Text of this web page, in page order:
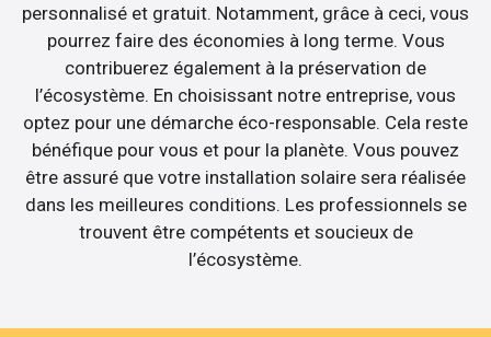
personnalisé et gratuit. Notamment, grâce à ceci, vous
pourrez faire des économies à long terme. Vous
contribuerez également à la préservation de
l’écosystème. En choisissant notre entreprise, vous
optez pour une démarche éco-responsable. Cela reste
bénéfique pour vous et pour la planète. Vous pouvez
être assuré que votre installation solaire sera réalisée
dans les meilleures conditions. Les professionnels se
trouvent être compétents et soucieux de
l’écosystème.